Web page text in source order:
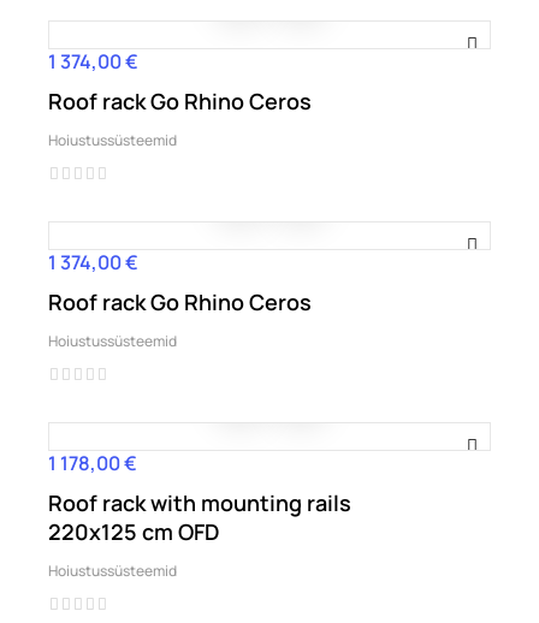
Hind
1 374,00 €
Roof rack Go Rhino Ceros
Hoiustussüsteemid
Hind
1 374,00 €
Roof rack Go Rhino Ceros
Hoiustussüsteemid
Hind
1 178,00 €
Roof rack with mounting rails
220x125 cm OFD
Hoiustussüsteemid